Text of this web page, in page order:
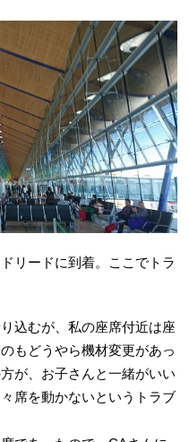
リードに到着。ここでトラ
込むが、私の座席付近は座
もどうやら機材変更があっ
が、お子さんと一緒がいい
席を動かないというトラブ